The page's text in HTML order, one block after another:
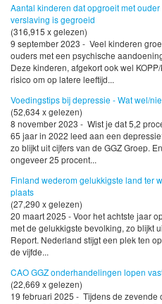
Aantal kinderen dat opgroeit met
verslaving is gegroeid
(316,915 x gelezen)
9 september 2023 - Veel kinderen
ouders met een psychische
Deze kinderen, afgekort ook wel
risico om op latere leeftijd...
Voedingstips bij depressie - Wat wel/
(52,634 x gelezen)
8 november 2023 - Wist je dat 5,2
65 jaar in 2022 leed aan een
zo blijkt uit cijfers van de GGZ Groep.
ongeveer 25 procent...
Finland wederom gelukkigste land ter
plaats
(27,290 x gelezen)
20 maart 2025 - Voor het achtste jaar
met de gelukkigste bevolking, zo blijkt
Report. Nederland stijgt een plek ten
de vijfde...
CAO GGZ onderhandelingen lopen
(22,669 x gelezen)
19 februari 2025 - Tijdens de